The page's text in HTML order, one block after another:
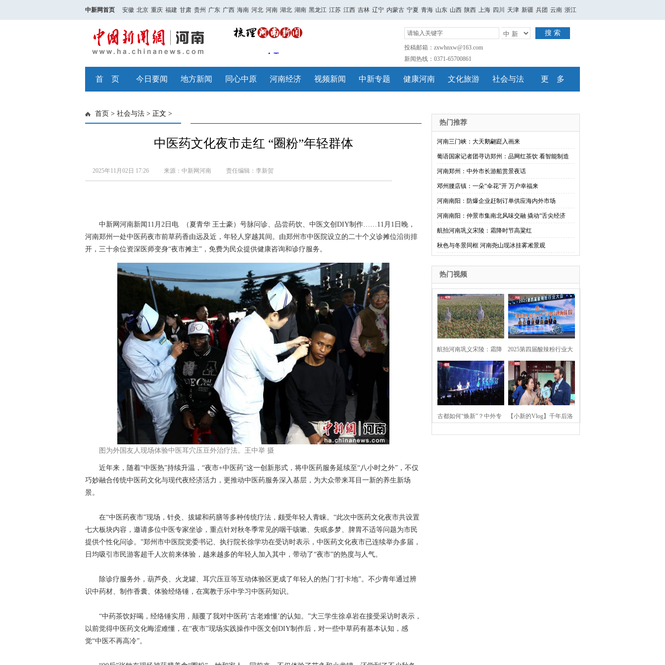
中新网首页 安徽 北京 重庆 福建 甘肃 贵州 广东 广西 海南 河北 河南 湖北 湖南 黑龙江 江苏 江西 吉林 辽宁 内蒙古 宁夏 青海 山东 山西 陕西 上海 四川 天津 新疆 兵团 云南 浙江
搜 索
投稿邮箱：zxwhnxw@163.com
新闻热线：0371-65700861
首 页 今日要闻 地方新闻 同心中原 河南经济 视频新闻 中新专题 健康河南 文化旅游 社会与法 更 多
首页 > 社会与法 > 正文 >
中医药文化夜市走红 “圈粉”年轻群体
2025年11月02日 17:26 来源：中新网河南 责任编辑：李新贺
中新网河南新闻11月2日电 （夏青华 王士豪）号脉问诊、品尝药饮、中医文创DIY制作……11月1日晚，
河南郑州一处中医药夜市前草药香由远及近，年轻人穿越其间。由郑州市中医院设立的二十个义诊摊位沿街排
开，三十余位资深医师变身“夜市摊主”，免费为民众提供健康咨询和诊疗服务。
图为外国友人现场体验中医耳穴压豆外治疗法。王中举 摄
近年来，随着“中医热”持续升温，“夜市+中医药”这一创新形式，将中医药服务延续至“八小时之外”，不仅
巧妙融合传统中医药文化与现代夜经济活力，更推动中医药服务深入基层，为大众带来耳目一新的养生新场
景。
在“中医药夜市”现场，针灸、拔罐和药膳等多种传统疗法，颇受年轻人青睐。“此次中医药文化夜市共设置
七大板块内容，邀请多位中医专家坐诊，重点针对秋冬季常见的咽干咳嗽、失眠多梦、脾胃不适等问题为市民
提供个性化问诊。”郑州市中医院党委书记、执行院长徐学功在受访时表示，中医药文化夜市已连续举办多届，
日均吸引市民游客超千人次前来体验，越来越多的年轻人加入其中，带动了“夜市”的热度与人气。
除诊疗服务外，葫芦灸、火龙罐、耳穴压豆等互动体验区更成了年轻人的热门“打卡地”。不少青年通过辨
识中药材、制作香囊、体验经络锤，在寓教于乐中学习中医药知识。
“中药茶饮好喝，经络锤实用，颠覆了我对中医药‘古老难懂’的认知。”大三学生徐卓岩在接受采访时表示，
以前觉得中医药文化晦涩难懂，在“夜市”现场实践操作中医文创DIY制作后，对一些中草药有基本认知，感
觉“中医不再高冷”。
热门推荐
河南三门峡：大天鹅翩跹入画来
葡语国家记者团寻访郑州：品网红茶饮 看智能制造
河南郑州：中外市长游船赏景夜话
邓州腰店镇：一朵“伞花”开 万户幸福来
河南南阳：防爆企业赶制订单供应海内外市场
河南南阳：仲景市集南北风味交融 撬动“舌尖经济
航拍河南巩义宋陵：霜降时节高粱红
秋色与冬景同框 河南尧山现冰挂雾凇景观
热门视频
航拍河南巩义宋陵：霜降
时节高粱红
2025第四届酸辣粉行业大
会在河南开封举行
古都如何“焕新”？中外专 【小新的Vlog】千年后洛